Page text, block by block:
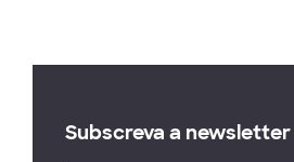
Subscreva a newsletter